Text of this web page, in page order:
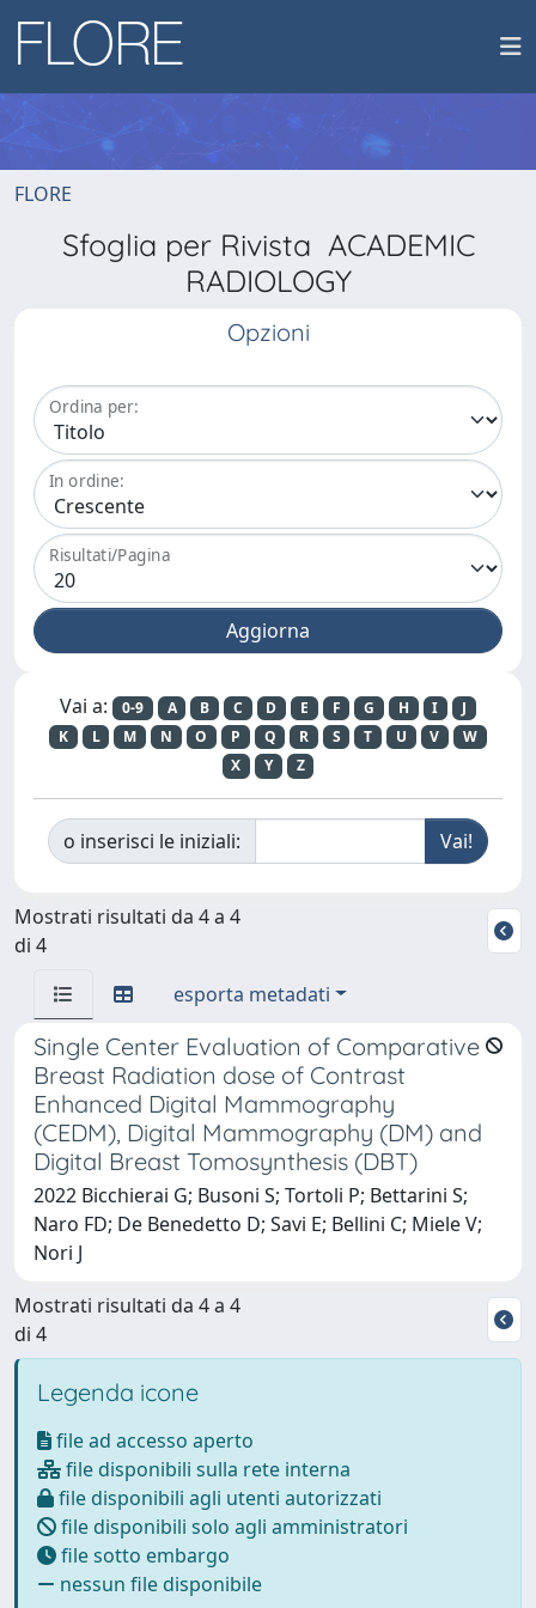
FLORE
Sfoglia per Rivista ACADEMIC
RADIOLOGY
Opzioni
Ordina per:
In ordine:
Risultati/Pagina
Vai a: 0-9 A B C D E F G H I
J
K
L M N O P Q R S T U V
W
X
Y Z
o inserisci le iniziali:
Mostrati risultati da 4 a 4
di 4
esporta metadati
Single Center Evaluation of Comparative
Breast Radiation dose of Contrast
Enhanced Digital Mammography
(CEDM), Digital Mammography (DM) and
Digital Breast Tomosynthesis (DBT)
2022 Bicchierai G; Busoni S; Tortoli P; Bettarini S;
Naro FD; De Benedetto D; Savi E; Bellini C; Miele V;
Nori J
Mostrati risultati da 4 a 4
di 4
Legenda icone
file ad accesso aperto
file disponibili sulla rete interna
file disponibili agli utenti autorizzati
file disponibili solo agli amministratori
file sotto embargo
nessun file disponibile